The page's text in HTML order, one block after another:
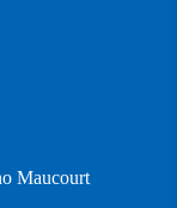
Maucourt